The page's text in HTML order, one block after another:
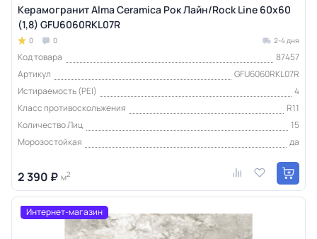
Керамогранит Alma Ceramica Рок Лайн/Rock Line 60х60
(1,8) GFU6060RKL07R
0 0 2-4 дня
Код товара
87457
Артикул
GFU6060RKL07R
Истираемость (PEI)
4
Класс противоскольжения
R11
Количество Лиц
15
Морозостойкая
да
2 390 ₽ м2
Интернет-магазин